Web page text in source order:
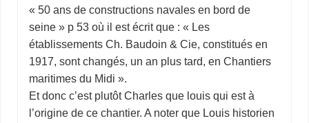
« 50 ans de constructions navales en bord de
seine » p 53 où il est écrit que : « Les
établissements Ch. Baudoin & Cie, constitués en
1917, sont changés, un an plus tard, en Chantiers
maritimes du Midi ».
Et donc c’est plutôt Charles que louis qui est à
l’origine de ce chantier. A noter que Louis historien